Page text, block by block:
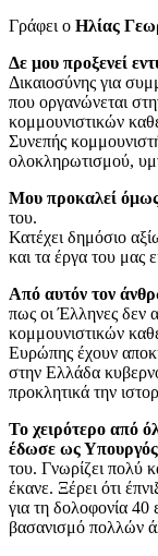
Γράφει ο Ηλίας
Δε μου προξενεί
Δικαιοσύνης για
που οργανώνεται
κομμουνιστικών
Συνεπής
ολοκληρωτισμού,
Μου προκαλεί
του.
Κατέχει δημόσιο
και τα έργα του μας
Από αυτόν τον
πως οι Έλληνες δεν
κομμουνιστικών
Ευρώπης έχουν
στην Ελλάδα
προκλητικά την
Το χειρότερο από
έδωσε ως
του. Γνωρίζει πολύ
έκανε. Ξέρει ότι
για τη δολοφονία
βασανισμό πολλών